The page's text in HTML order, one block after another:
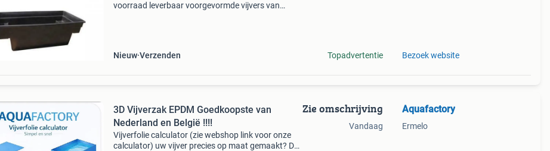
voorraad leverbaar voorgevormde vijvers van
Nieuw Verzenden Topadvertentie Bezoek website
3D Vijverzak EPDM Goedkoopste van
Nederland en België !!!!
Vijverfolie calculator (zie webshop link voor onze
calculator) uw vijver precies op maat gemaakt? Dat
Zie omschrijving
Vandaag
Aquafactory
Ermelo